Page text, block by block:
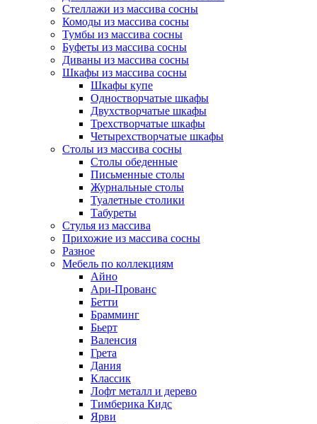
Стеллажи из массива сосны
Комоды из массива сосны
Тумбы из массива сосны
Буфеты из массива сосны
Диваны из массива сосны
Шкафы из массива сосны
Шкафы купе
Одностворчатые шкафы
Двухстворчатые шкафы
Трехстворчатые шкафы
Четырехстворчатые шкафы
Столы из массива сосны
Столы обеденные
Письменные столы
Журнальные столы
Туалетные столики
Табуреты
Стулья из массива
Прихожие из массива сосны
Разное
Мебель по коллекциям
Айно
Ари-Прованс
Бетти
Брамминг
Бьерт
Валенсия
Грета
Дания
Классик
Лофт металл и дерево
Тимберика Кидс
Ярви